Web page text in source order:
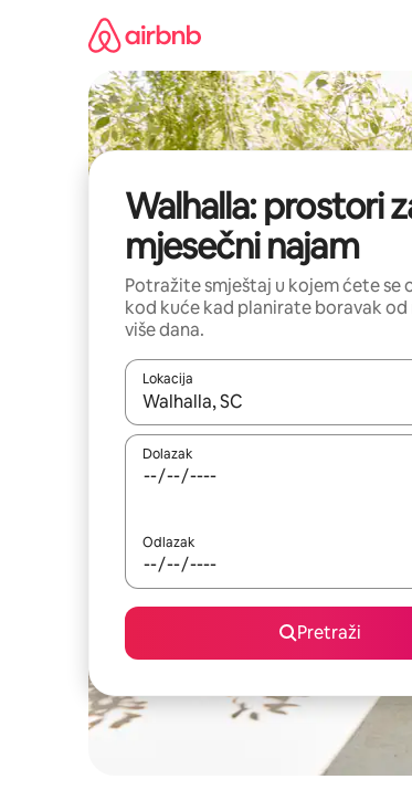
Walhalla: prostori
mjesečni najam
Potražite smještaj u kojem ćete se
kod kuće kad planirate boravak od
više dana.
Lokacija
Kada budu dostupni rezultati, moći
Dolazak
Odlazak
Pretraži